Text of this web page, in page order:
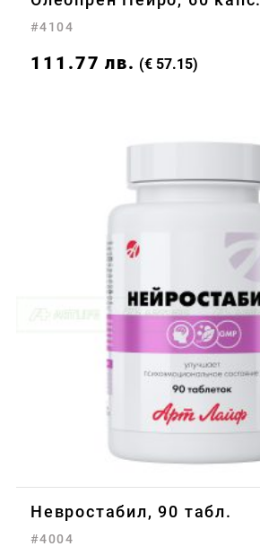
#4104
111.77 лв. (€ 57.15)
Невростабил, 90 табл.
#4004